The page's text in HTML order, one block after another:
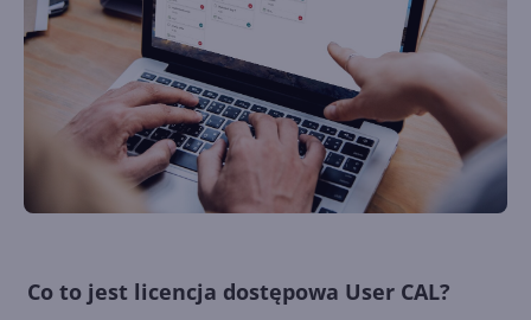
Co to jest licencja dostępowa User CAL?